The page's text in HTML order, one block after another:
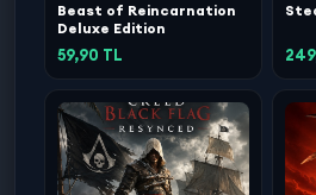
Beast of Reincarnation
Deluxe Edition
59,90 TL